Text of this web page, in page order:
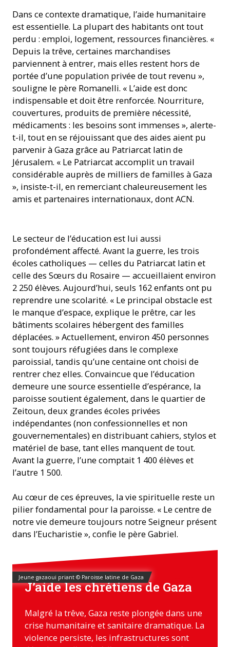
Dans ce contexte dramatique, l’aide humanitaire
est essentielle. La plupart des habitants ont tout
perdu : emploi, logement, ressources financières. «
Depuis la trêve, certaines marchandises
parviennent à entrer, mais elles restent hors de
portée d’une population privée de tout revenu »,
souligne le père Romanelli. « L’aide est donc
indispensable et doit être renforcée. Nourriture,
couvertures, produits de première nécessité,
médicaments : les besoins sont immenses », alerte-
t-il, tout en se réjouissant que des aides aient pu
parvenir à Gaza grâce au Patriarcat latin de
Jérusalem. « Le Patriarcat accomplit un travail
considérable auprès de milliers de familles à Gaza
», insiste-t-il, en remerciant chaleureusement les
amis et partenaires internationaux, dont ACN.
Le secteur de l’éducation est lui aussi
profondément affecté. Avant la guerre, les trois
écoles catholiques — celles du Patriarcat latin et
celle des Sœurs du Rosaire — accueillaient environ
2 250 élèves. Aujourd’hui, seuls 162 enfants ont pu
reprendre une scolarité. « Le principal obstacle est
le manque d’espace, explique le prêtre, car les
bâtiments scolaires hébergent des familles
déplacées. » Actuellement, environ 450 personnes
sont toujours réfugiées dans le complexe
paroissial, tandis qu’une centaine ont choisi de
rentrer chez elles. Convaincue que l’éducation
demeure une source essentielle d’espérance, la
paroisse soutient également, dans le quartier de
Zeitoun, deux grandes écoles privées
indépendantes (non confessionnelles et non
gouvernementales) en distribuant cahiers, stylos et
matériel de base, tant elles manquent de tout.
Avant la guerre, l’une comptait 1 400 élèves et
l’autre 1 500.
Au cœur de ces épreuves, la vie spirituelle reste un
pilier fondamental pour la paroisse. « Le centre de
notre vie demeure toujours notre Seigneur présent
dans l’Eucharistie », confie le père Gabriel.
Jeune gazaoui priant © Paroisse latine de Gaza
J’aide les chrétiens de Gaza
Malgré la trêve, Gaza reste plongée dans une
crise humanitaire et sanitaire dramatique. La
violence persiste, les infrastructures sont